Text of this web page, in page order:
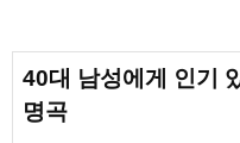
40대 남성에게 인기
명곡